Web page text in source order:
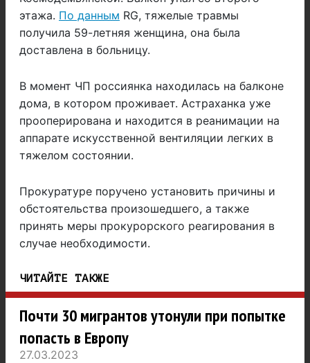
этажа. По данным RG, тяжелые травмы
получила 59-летняя женщина, она была
доставлена в больницу.
В момент ЧП россиянка находилась на балконе
дома, в котором проживает. Астраханка уже
прооперирована и находится в реанимации на
аппарате искусственной вентиляции легких в
тяжелом состоянии.
Прокуратуре поручено установить причины и
обстоятельства произошедшего, а также
принять меры прокурорского реагирования в
случае необходимости.
ЧИТАЙТЕ ТАКЖЕ
Почти 30 мигрантов утонули при попытке
попасть в Европу
27.03.2023